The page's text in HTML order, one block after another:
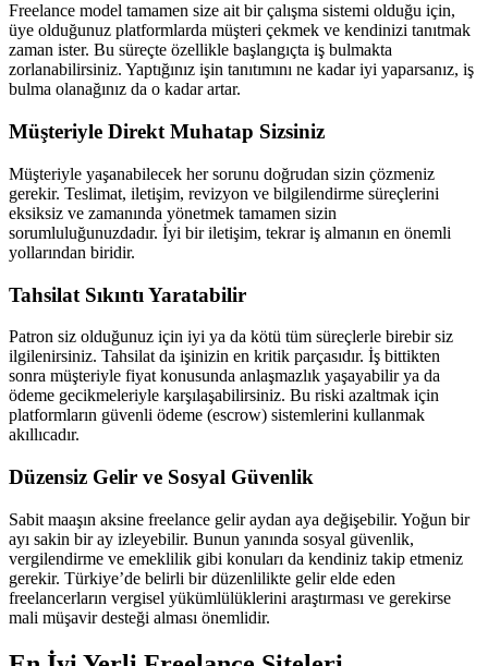
Freelance model tamamen size ait bir çalışma sistemi olduğu için,
üye olduğunuz platformlarda müşteri çekmek ve kendinizi tanıtmak
zaman ister. Bu süreçte özellikle başlangıçta iş bulmakta
zorlanabilirsiniz. Yaptığınız işin tanıtımını ne kadar iyi yaparsanız, iş
bulma olanağınız da o kadar artar.
Müşteriyle Direkt Muhatap Sizsiniz
Müşteriyle yaşanabilecek her sorunu doğrudan sizin çözmeniz
gerekir. Teslimat, iletişim, revizyon ve bilgilendirme süreçlerini
eksiksiz ve zamanında yönetmek tamamen sizin
sorumluluğunuzdadır. İyi bir iletişim, tekrar iş almanın en önemli
yollarından biridir.
Tahsilat Sıkıntı Yaratabilir
Patron siz olduğunuz için iyi ya da kötü tüm süreçlerle birebir siz
ilgilenirsiniz. Tahsilat da işinizin en kritik parçasıdır. İş bittikten
sonra müşteriyle fiyat konusunda anlaşmazlık yaşayabilir ya da
ödeme gecikmeleriyle karşılaşabilirsiniz. Bu riski azaltmak için
platformların güvenli ödeme (escrow) sistemlerini kullanmak
akıllıcadır.
Düzensiz Gelir ve Sosyal Güvenlik
Sabit maaşın aksine freelance gelir aydan aya değişebilir. Yoğun bir
ayı sakin bir ay izleyebilir. Bunun yanında sosyal güvenlik,
vergilendirme ve emeklilik gibi konuları da kendiniz takip etmeniz
gerekir. Türkiye’de belirli bir düzenlilikte gelir elde eden
freelancerların vergisel yükümlülüklerini araştırması ve gerekirse
mali müşavir desteği alması önemlidir.